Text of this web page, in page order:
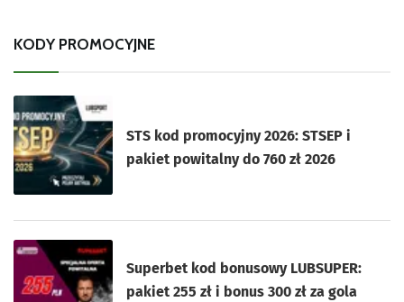
KODY PROMOCYJNE
STS kod promocyjny 2026: STSEP i
pakiet powitalny do 760 zł 2026
Superbet kod bonusowy LUBSUPER:
pakiet 255 zł i bonus 300 zł za gola